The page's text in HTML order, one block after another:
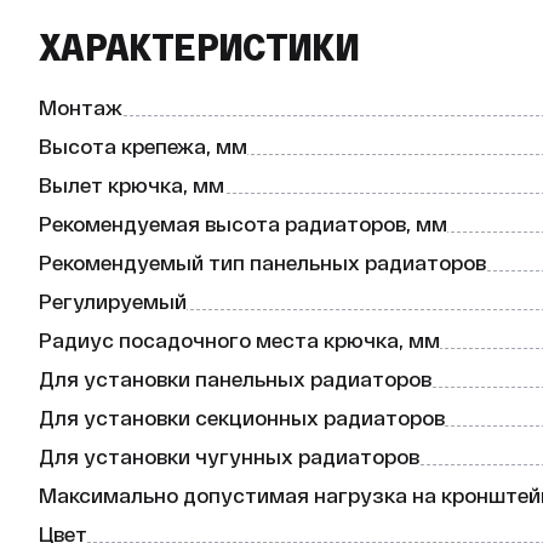
* Регулируемость: позволяет настроить
* Надёжность: максимальная нагрузка на
* Универсальность: подходит для установки
Характеристики:
* Высота крепежа: 670 мм.
* Вылет крючка: 15 мм.
* Рекомендуемая высота радиаторов: 500 мм.
* Радиус посадочного места крючка: 23 мм.
* Материал: оцинкованная сталь.
* Цвет: белый (RAL9016).
* Форма профиля крепления: квадратная.
* Вес без упаковки: 0,632 кг.
Комплектация:
В одной упаковке 10 штук креплений.
ХАРАКТЕРИСТИКИ
Монтаж
Высота крепежа, мм
Вылет крючка, мм
Рекомендуемая высота радиаторов, мм
Рекомендуемый тип панельных радиаторов
Регулируемый
Радиус посадочного места крючка, мм
Для установки панельных радиаторов
Для установки секционных радиаторов
Для установки чугунных радиаторов
Максимально допустимая нагрузка на
Цвет